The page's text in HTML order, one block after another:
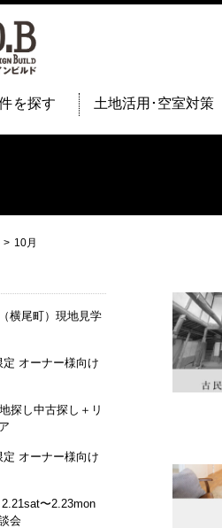
を探す 土地活用･空室対策
10月
横尾町）現地見学
オーナー様向け
探し中古探し＋リ
オーナー様向け
〜2.23mon
会